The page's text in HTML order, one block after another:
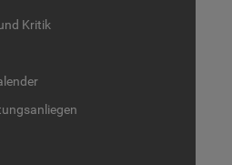
Kri­tik